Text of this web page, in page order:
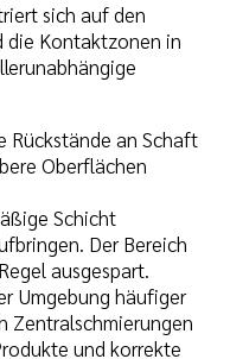
sich auf den
die Kontaktzonen in
Rückstände an Schaft
Oberflächen
Schicht
Der Bereich
ausgespart.
Umgebung häufiger
Zentralschmierungen
und korrekte